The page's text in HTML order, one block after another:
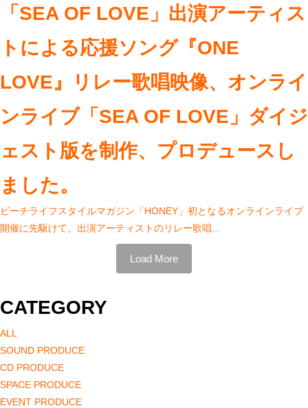
「SEA OF LOVE」出演アーティス
トによる応援ソング『ONE
LOVE』リレー歌唱映像、オンライ
ンライブ「SEA OF LOVE」ダイジ
ェスト版を制作、プロデュースし
ました。
ビーチライフスタイルマガジン「HONEY」初となるオンラインライブ
開催に先駆けて、出演アーティストのリレー歌唱...
Load More
CATEGORY
ALL
SOUND PRODUCE
CD PRODUCE
SPACE PRODUCE
EVENT PRODUCE